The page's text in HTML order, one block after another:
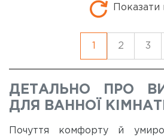
1 2 3
ДЕТАЛЬНО ПРО
ДЛЯ ВАННОЇ
Почуття комфорту й